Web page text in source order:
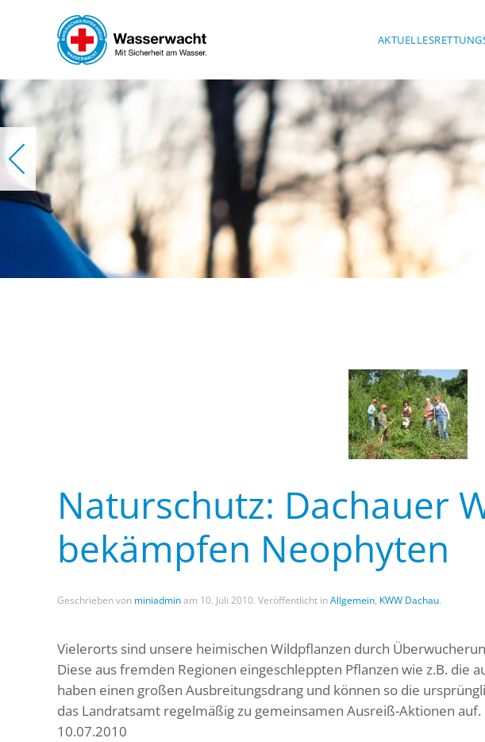
Skip to main content AKTUELLES
Naturschutz: Dachauer
bekämpfen Neophyten
Geschrieben von miniadminam 10. Juli 2010. Veröffentlicht inAllgemein, KWW Dachau.
Vielerorts sind unsere heimischen Wildpflanzen durch
Diese aus fremden Regionen eingeschleppten Pflanzen wie z.B. die
haben einen großen Ausbreitungsdrang und können so die
das Landratsamt regelmäßig zu gemeinsamen Ausreiß-Aktionen auf.
10.07.2010